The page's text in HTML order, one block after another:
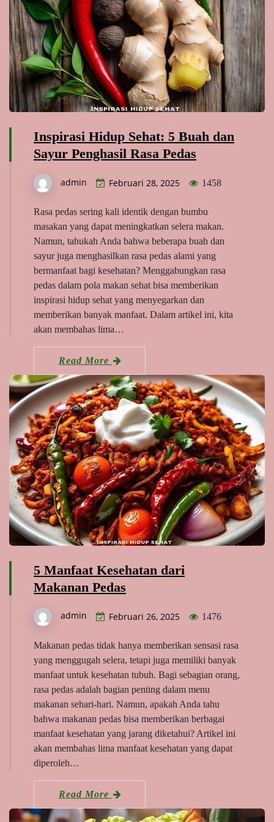
Inspirasi Hidup Sehat: 5 Buah dan
Sayur Penghasil Rasa Pedas
admin Februari 28, 2025 1458
Rasa pedas sering kali identik dengan bumbu
masakan yang dapat meningkatkan selera makan.
Namun, tahukah Anda bahwa beberapa buah dan
sayur juga menghasilkan rasa pedas alami yang
bermanfaat bagi kesehatan? Menggabungkan rasa
pedas dalam pola makan sehat bisa memberikan
inspirasi hidup sehat yang menyegarkan dan
memberikan banyak manfaat. Dalam artikel ini, kita
akan membahas lima…
Read More
5 Manfaat Kesehatan dari
Makanan Pedas
admin Februari 26, 2025 1476
Makanan pedas tidak hanya memberikan sensasi rasa
yang menggugah selera, tetapi juga memiliki banyak
manfaat untuk kesehatan tubuh. Bagi sebagian orang,
rasa pedas adalah bagian penting dalam menu
makanan sehari-hari. Namun, apakah Anda tahu
bahwa makanan pedas bisa memberikan berbagai
manfaat kesehatan yang jarang diketahui? Artikel ini
akan membahas lima manfaat kesehatan yang dapat
diperoleh…
Read More